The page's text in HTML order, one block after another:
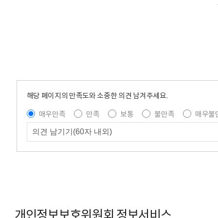
해당 페이지의 만족도와 소중한 의견 남겨주세요.
매우만족
만족 보통 불만족 매우불